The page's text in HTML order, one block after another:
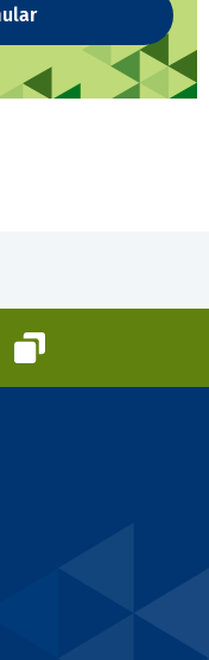
Mail
Link kopieren